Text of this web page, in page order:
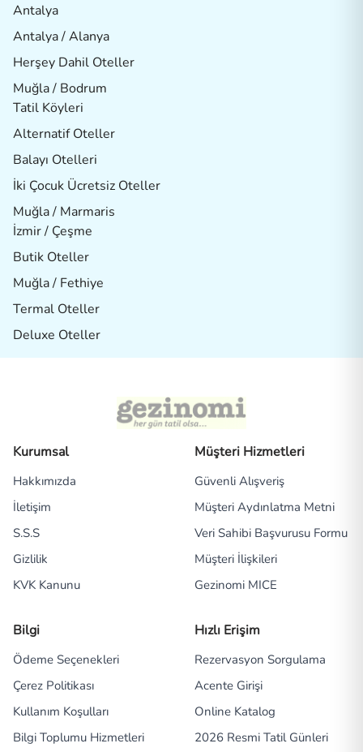
Antalya
Antalya / Alanya
Herşey Dahil Oteller
Muğla / Bodrum
Tatil Köyleri
Alternatif Oteller
Balayı Otelleri
İki Çocuk Ücretsiz Oteller
Muğla / Marmaris
İzmir / Çeşme
Butik Oteller
Muğla / Fethiye
Termal Oteller
Deluxe Oteller
Kurumsal
Hakkımızda
İletişim
S.S.S
Gizlilik
KVK Kanunu
Müşteri Hizmetleri
Güvenli Alışveriş
Müşteri Aydınlatma Metni
Veri Sahibi Başvurusu Formu
Müşteri İlişkileri
Gezinomi MICE
Bilgi
Ödeme Seçenekleri
Çerez Politikası
Kullanım Koşulları
Bilgi Toplumu Hizmetleri
Hızlı Erişim
Rezervasyon Sorgulama
Acente Girişi
Online Katalog
2026 Resmi Tatil Günleri